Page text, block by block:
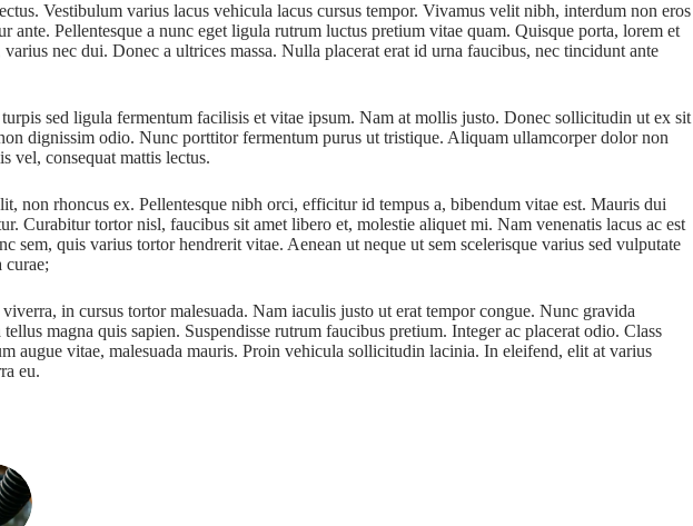
Vestibulum varius lacus vehicula lacus cursus tempor. Vivamus velit nibh, interdum non eros
Pellentesque a nunc eget ligula rutrum luctus pretium vitae quam. Quisque porta, lorem et
nec dui. Donec a ultrices massa. Nulla placerat erat id urna faucibus, nec tincidunt ante
sed ligula fermentum facilisis et vitae ipsum. Nam at mollis justo. Donec sollicitudin ut ex sit
dignissim odio. Nunc porttitor fermentum purus ut tristique. Aliquam ullamcorper dolor non
vel, consequat mattis lectus.
non rhoncus ex. Pellentesque nibh orci, efficitur id tempus a, bibendum vitae est. Mauris dui
Curabitur tortor nisl, faucibus sit amet libero et, molestie aliquet mi. Nam venenatis lacus ac est
quis varius tortor hendrerit vitae. Aenean ut neque ut sem scelerisque varius sed vulputate
curae;
in cursus tortor malesuada. Nam iaculis justo ut erat tempor congue. Nunc gravida
magna quis sapien. Suspendisse rutrum faucibus pretium. Integer ac placerat odio. Class
augue vitae, malesuada mauris. Proin vehicula sollicitudin lacinia. In eleifend, elit at varius
eu.